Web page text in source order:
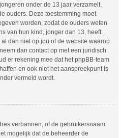
onder de 13 jaar verzamelt,
ouders. Deze toestemming moet
worden, zodat de ouders weten
van hun kind, jonger dan 13, heeft.
dan niet op jou of de website waarop
dan contact op met een juridisch
er rekening mee dat het phpBB-team
en ook niet het aanspreekpunt is
vermeld wordt.
verbannen, of de gebruikersnaam
mogelijk dat de beheerder de